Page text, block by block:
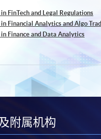
FinTech and Legal Regulations
Financial Analytics and Algo
Finance and Data Analytics
Analysis and Data
Intelligence and Data
Analytics and Web
Data Governance and Data
Interpretation and Visualization of
Workshop Series - Big
附属机构